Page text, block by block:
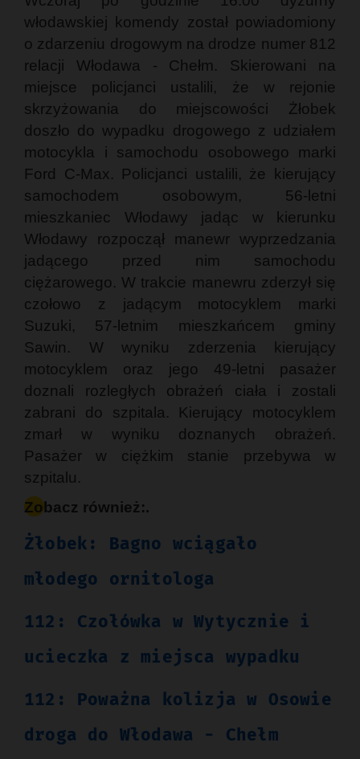
włodawskiej komendy został powiadomiony
o zdarzeniu drogowym na drodze numer 812
relacji Włodawa - Chełm. Skierowani na
miejsce policjanci ustalili, że w rejonie
skrzyżowania do miejscowości Żłobek
doszło do wypadku drogowego z udziałem
motocykla i samochodu osobowego marki
Ford C-Max. Policjanci ustalili, że kierujący
samochodem osobowym, 56-letni
mieszkaniec Włodawy jadąc w kierunku
Włodawy rozpoczął manewr wyprzedzania
jadącego przed nim samochodu
ciężarowego. W trakcie manewru zderzył się
czołowo z jadącym motocyklem marki
Suzuki, 57-letnim mieszkańcem gminy
Sawin. W wyniku zderzenia kierujący
motocyklem oraz jego 49-letni pasażer
doznali rozległych obrażeń ciała i zostali
zabrani do szpitala. Kierujący motocyklem
zmarł w wyniku doznanych obrażeń.
Pasażer w ciężkim stanie przebywa w
szpitalu.
Zobacz również:.
Żłobek: Bagno wciągało
młodego ornitologa
112: Czołówka w Wytycznie i
ucieczka z miejsca wypadku
112: Poważna kolizja w Osowie
droga do Włodawa - Chełm